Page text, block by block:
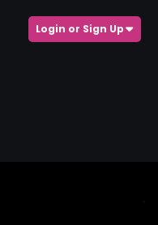
Login or Sign Up